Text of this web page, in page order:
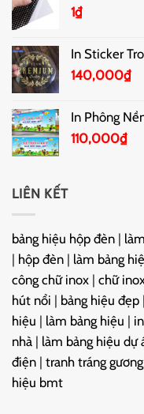
1₫
In Sticker
140,000₫
In Phông
110,000₫
LIÊN KẾT
bảng hiệu hộp đèn |
| hộp đèn | làm bảng
công chữ inox | chữ
hút nổi | bảng hiệu đẹp |
hiệu | làm bảng hiệu |
nhà | làm bảng hiệu dự
điện | tranh tráng gương
hiệu bmt